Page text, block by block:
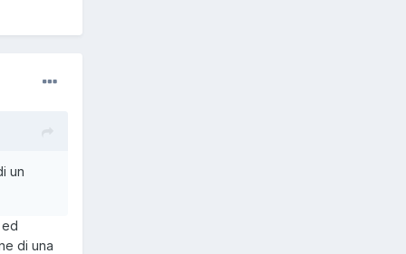
un
di una